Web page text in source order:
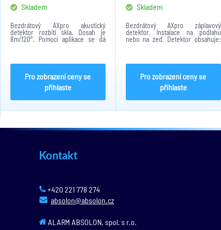
Skladem
Bezdrátový AXpro akustický
detektor rozbití skla. Dosah je
8m/120°. Pomocí aplikace se dá
detektor konfigurovat na dálku.
2. Provozní...
Pro zobrazení ceny se
přihlaste
Skladem
Bezdrátový AXpro záplavový
detektor. Instalace na podlahu
nebo na zeď. Detektor obsahuje:
AES-128, Tri-X. Dosah signálu v
Provozní teplota: -10°C...
Pro zobrazení ceny se
přihlaste
Kontakt
+420 221 778 274
absolon@absolon.cz
ALARM ABSOLON, spol. s r.o.